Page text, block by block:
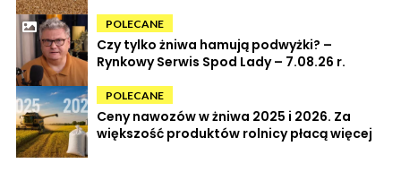
POLECANE
Czy tylko żniwa hamują podwyżki? –
Rynkowy Serwis Spod Lady – 7.08.26 r.
POLECANE
Ceny nawozów w żniwa 2025 i 2026. Za
większość produktów rolnicy płacą więcej